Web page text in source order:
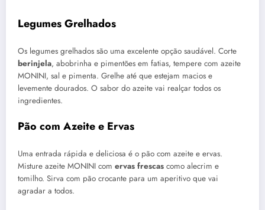
Legumes Grelhados
Os legumes grelhados são uma excelente opção saudável. Corte
berinjela, abobrinha e pimentões em fatias, tempere com azeite
MONINI, sal e pimenta. Grelhe até que estejam macios e
levemente dourados. O sabor do azeite vai realçar todos os
ingredientes.
Pão com Azeite e Ervas
Uma entrada rápida e deliciosa é o pão com azeite e ervas.
Misture azeite MONINI com ervas frescas como alecrim e
tomilho. Sirva com pão crocante para um aperitivo que vai
agradar a todos.